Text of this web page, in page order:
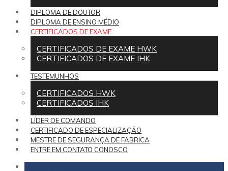
DIPLOMA DE DOUTOR
DIPLOMA DE ENSINO MÉDIO
CERTIFICADOS DE EXAME
CERTIFICADOS DE EXAME HWK
CERTIFICADOS DE EXAME IHK
TESTEMUNHOS
CERTIFICADOS HWK
CERTIFICADOS IHK
LÍDER DE COMANDO
CERTIFICADO DE ESPECIALIZAÇÃO
MESTRE DE SEGURANÇA DE FÁBRICA
ENTRE EM CONTATO CONOSCO